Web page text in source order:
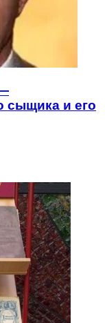
сыщика и его